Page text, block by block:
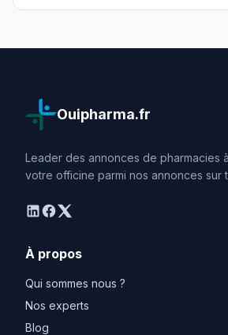
Ouipharma.fr
Leader des annonces de pharmacies
votre officine parmi nos annonces sur
linkedin
facebook
twitter
À propos
Qui sommes nous ?
Nos experts
Blog